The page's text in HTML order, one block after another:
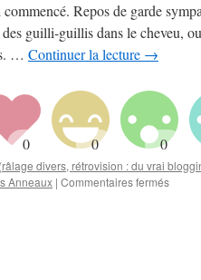
Repos de garde
guilli-guillis dans le cheveu,
… Continuer la lecture →
divers, rétrovision : du vrai
Anneaux | Commentaires ferméssur